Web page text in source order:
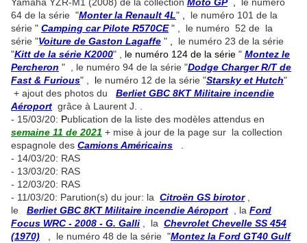
64 de la série "Monter la Renault 4L"
le numéro 101 de la
série " Camping car Pilote R570CE" , le numéro 52 de la
série "Voiture de Gaston Lagaffe "
le numéro 23 de la série
"Kitt de la série K2000" , le numéro 124 de la série " Montez le
Percheron " , le numéro 94 de la série "Dodge Charger R/T de
Fast & Furious" , le numéro 12 de la série "Starsky et Hutch"
+ ajout des photos du Berliet GBC 8KT Militaire incendie
Aéroport grâce à Laurent J. .
- 15/03/20: Publication de la liste des modèles attendus en
semaine 11 de 2021 + mise à jour de la page sur la collection
espagnole des Camions Américains
- 14/03/20: RAS
- 13/03/20: RAS
- 12/03/20: RAS
- 11/03/20: Parution(s) du jour: la Citroën GS birotor,
le Berliet GBC 8KT Militaire incendie Aéroport , la Ford
Focus WRC - 2008 - G. Galli , la Chevrolet Chevelle SS 454
(1970) , le numéro 48 de la série "Montez la Ford GT40 Gulf